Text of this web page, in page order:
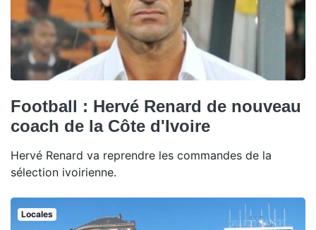
Football : Hervé Renard de nouveau
coach de la Côte d'Ivoire
Hervé Renard va reprendre les commandes de la
sélection ivoirienne.
Locales